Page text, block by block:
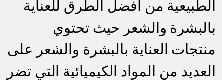
الطبيعية من أفضل الطرق للعناية
بالبشرة والشعر حيث تحتوي
منتجات العناية بالبشرة والشعر على
العديد من المواد الكيميائية التي تضر